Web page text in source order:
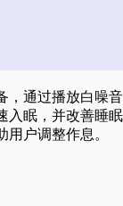
，通过播放白噪
眠，并改善睡
户调整作息。